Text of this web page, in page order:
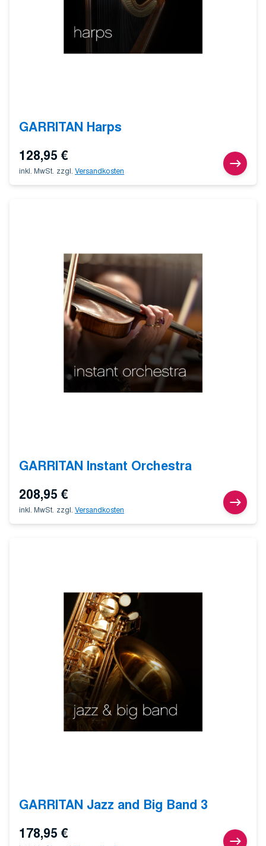
GARRITAN Harps
128,95 €
inkl. MwSt. zzgl. Versandkosten
GARRITAN Instant Orchestra
208,95 €
inkl. MwSt. zzgl. Versandkosten
GARRITAN Jazz and Big Band 3
178,95 €